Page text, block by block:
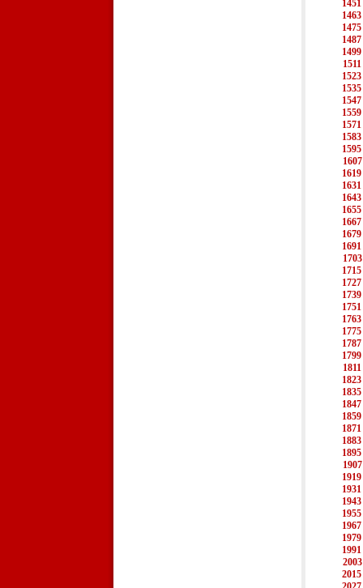
1451
1463
1475
1487
1499
1511
1523
1535
1547
1559
1571
1583
1595
1607
1619
1631
1643
1655
1667
1679
1691
1703
1715
1727
1739
1751
1763
1775
1787
1799
1811
1823
1835
1847
1859
1871
1883
1895
1907
1919
1931
1943
1955
1967
1979
1991
2003
2015